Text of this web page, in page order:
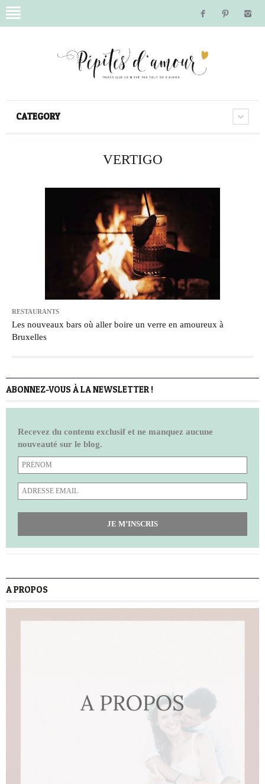
CATEGORY
VERTIGO
RESTAURANTS
Les nouveaux bars où aller boire un verre en amoureux à
Bruxelles
ABONNEZ-VOUS À LA NEWSLETTER !
Recevez du contenu exclusif et ne manquez aucune
nouveauté sur le blog.
JE M’INSCRIS
A PROPOS